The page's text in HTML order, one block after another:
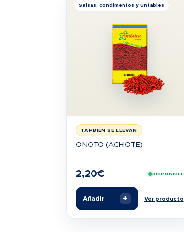
Salsas, condimentos y untables
TAMBIÉN SE LLEVAN
ONOTO (ACHIOTE)
2,20€ DISPONIBLE
Añadir + Ver producto